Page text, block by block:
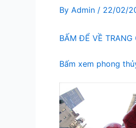
By Admin / 22/02/
BẤM ĐỂ VỀ TRANG
Bấm xem phong